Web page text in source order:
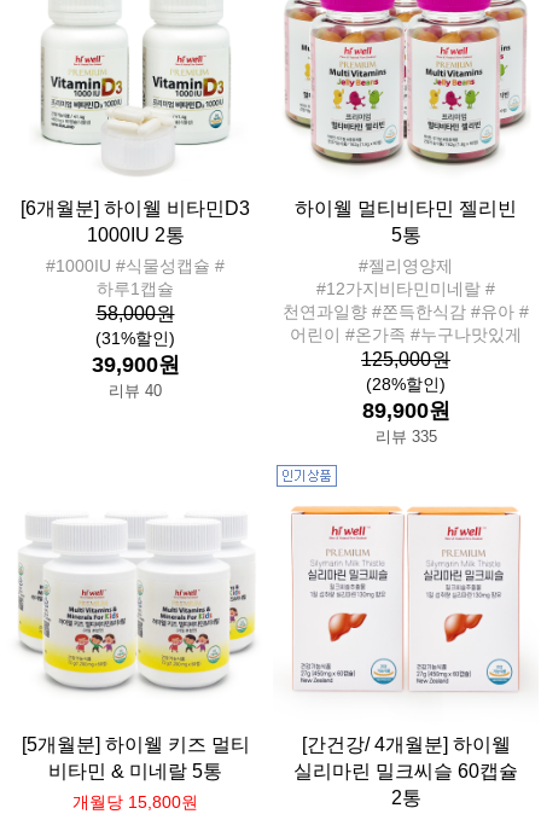
[6개월분] 하이웰 비타민D3
1000IU 2통
#1000IU #식물성캡슐 #
하루1캡슐
58,000원
(31%할인)
39,900원
리뷰 40
하이웰 멀티비타민 젤리빈
5통
#젤리영양제
#12가지비타민미네랄 #
천연과일향 #쫀득한식감 #유아 #
어린이 #온가족 #누구나맛있게
125,000원
(28%할인)
89,900원
리뷰 335
[5개월분] 하이웰 키즈 멀티
비타민 & 미네랄 5통
개월당 15,800원
[간건강/ 4개월분] 하이웰
실리마린 밀크씨슬 60캡슐
2통